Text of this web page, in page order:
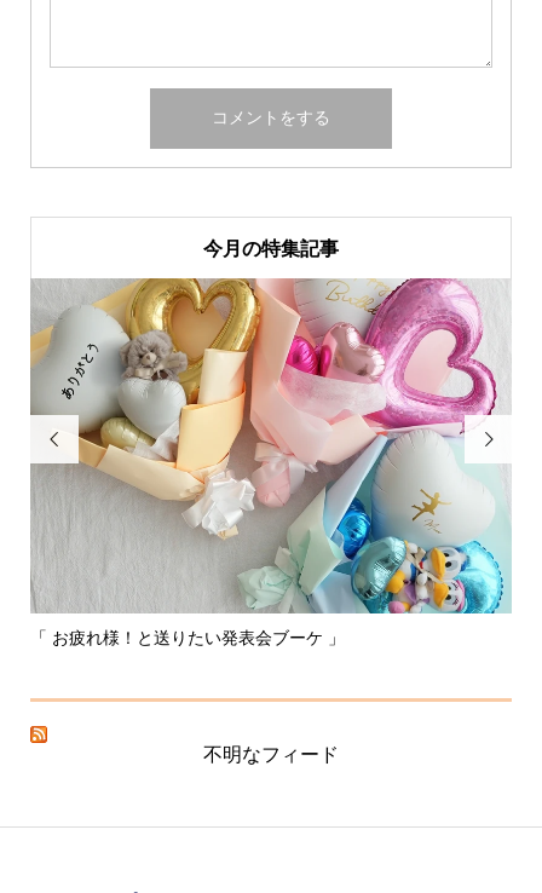
今月の特集記事

「 お疲れ様！と送りたい発表会ブーケ 」

不明なフィード